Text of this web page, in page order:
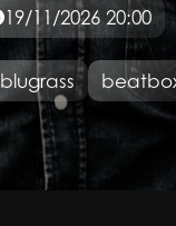
19/11/2026 20:00
blugrass